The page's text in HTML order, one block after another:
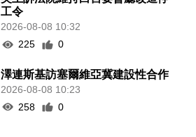
工令
2026-08-08 10:32
225
0
澤連斯基訪塞爾維亞冀建設性合作
2026-08-08 10:23
258
0